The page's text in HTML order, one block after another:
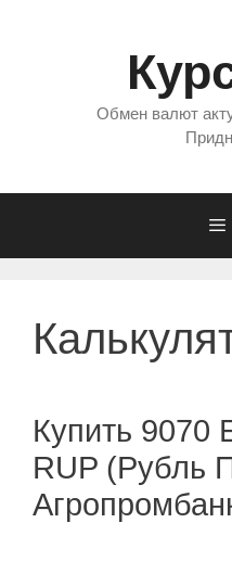
Обмен валют
Купить 9070
RUP (Рубль